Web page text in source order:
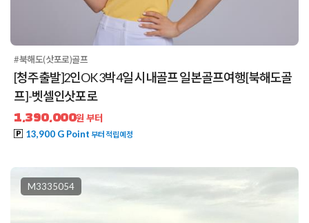
#북해도(삿포로)골프
[청주출발]2인OK 3박4일 시내골프 일본골프여행[북해도골
프]-벳셀인삿포로
1,390,000원 부터
13,900 G Point 부터 적립예정
M3335054